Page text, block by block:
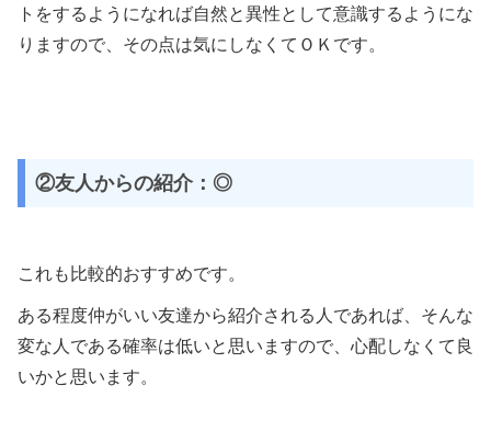
トをするようになれば自然と異性として意識するようにな
りますので、その点は気にしなくてＯＫです。
②友人からの紹介：◎
これも比較的おすすめです。
ある程度仲がいい友達から紹介される人であれば、そんな
変な人である確率は低いと思いますので、心配しなくて良
いかと思います。